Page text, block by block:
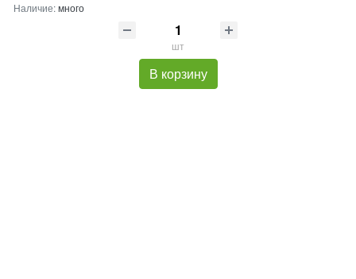
Наличие:много
шт
В корзину